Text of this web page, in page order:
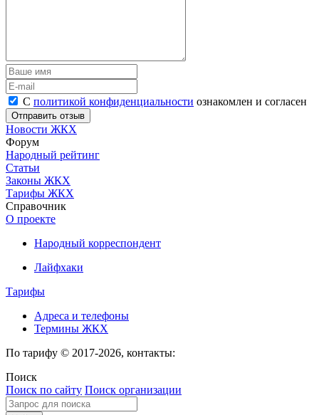
С политикой конфиденциальности ознакомлен и согласен
Новости ЖКХ
Форум
Народный рейтинг
Статьи
Законы ЖКХ
Тарифы ЖКХ
Справочник
О проекте
Народный корреспондент
Лайфхаки
Тарифы
Адреса и телефоны
Термины ЖКХ
По тарифу © 2017-2026, контакты:
Поиск
Поиск по сайту Поиск организации